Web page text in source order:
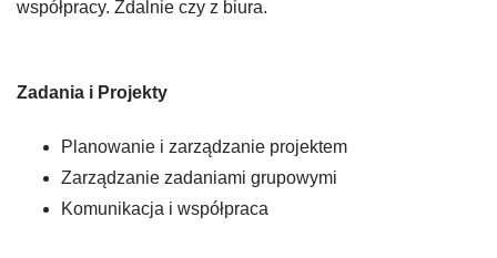
współpracy. Zdalnie czy z biura.
Zadania i Projekty
Planowanie i zarządzanie projektem
Zarządzanie zadaniami grupowymi
Komunikacja i współpraca